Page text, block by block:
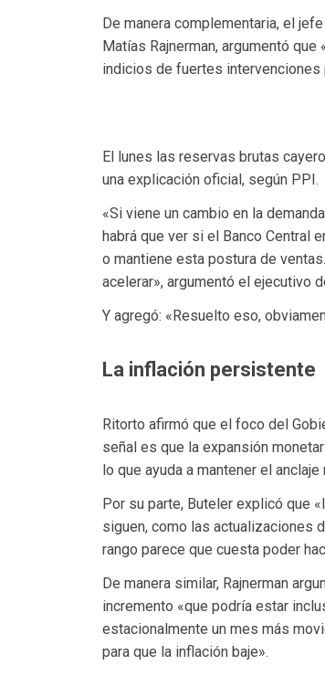
De manera complementaria, el
Matías Rajnerman, argumentó
indicios de fuertes intervenciones
El lunes las reservas brutas
una explicación oficial, según PPI.
«Si viene un cambio en la
habrá que ver si el Banco Central
o mantiene esta postura de
acelerar», argumentó el ejecutivo
Y agregó: «Resuelto eso,
La inflación persistente
Ritorto afirmó que el foco del
señal es que la expansión
lo que ayuda a mantener el
Por su parte, Buteler explicó que
siguen, como las actualizaciones
rango parece que cuesta poder
De manera similar, Rajnerman
incremento «que podría estar
estacionalmente un mes más
para que la inflación baje».